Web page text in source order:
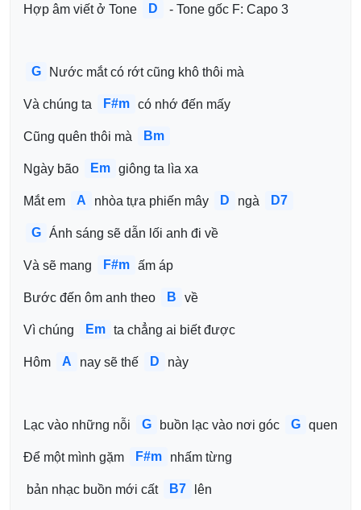
Hợp âm viết ở Tone D - Tone gốc F: Capo 3
G Nước mắt có rớt cũng khô thôi mà
Và chúng ta F#m có nhớ đến mấy
Cũng quên thôi mà Bm
Ngày bão Em giông ta lìa xa
Mắt em A nhòa tựa phiến mây D ngà D7
G Ánh sáng sẽ dẫn lối anh đi về
Và sẽ mang F#m ấm áp
Bước đến ôm anh theo B về
Vì chúng Em ta chẳng ai biết được
Hôm A nay sẽ thế D này
Lạc vào những nỗi G buồn lạc vào nơi góc G
Để một mình gặm F#m nhấm từng
bản nhạc buồn mới cất B7 lên